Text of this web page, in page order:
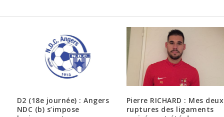
D2 (18e journée) : Angers
NDC (b) s’impose
Pierre RICHARD : Mes deux
ruptures des ligaments